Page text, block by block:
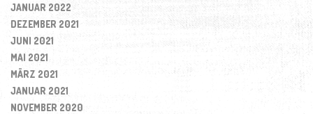
JANUAR 2022
DEZEMBER 2021
JUNI 2021
MAI 2021
MÄRZ 2021
JANUAR 2021
NOVEMBER 2020